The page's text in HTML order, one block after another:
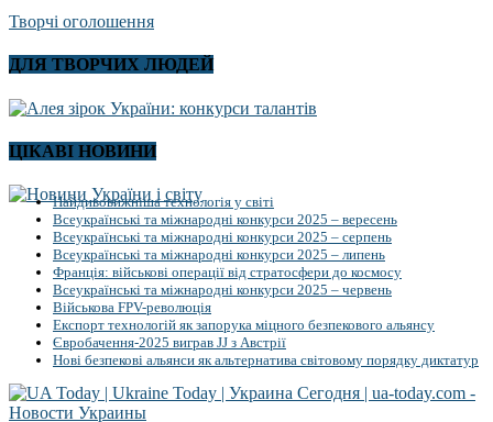
Творчі оголошення
ДЛЯ ТВОРЧИХ ЛЮДЕЙ
ЦІКАВІ НОВИНИ
Найдивовижніша технологія у світі
Всеукраїнські та міжнародні конкурси 2025 – вересень
Всеукраїнські та міжнародні конкурси 2025 – серпень
Всеукраїнські та міжнародні конкурси 2025 – липень
Франція: військові операції від стратосфери до космосу
Всеукраїнські та міжнародні конкурси 2025 – червень
Військова FPV-революція
Експорт технологій як запорука міцного безпекового альянсу
Євробачення-2025 виграв JJ з Австрії
Нові безпекові альянси як альтернатива світовому порядку диктатур